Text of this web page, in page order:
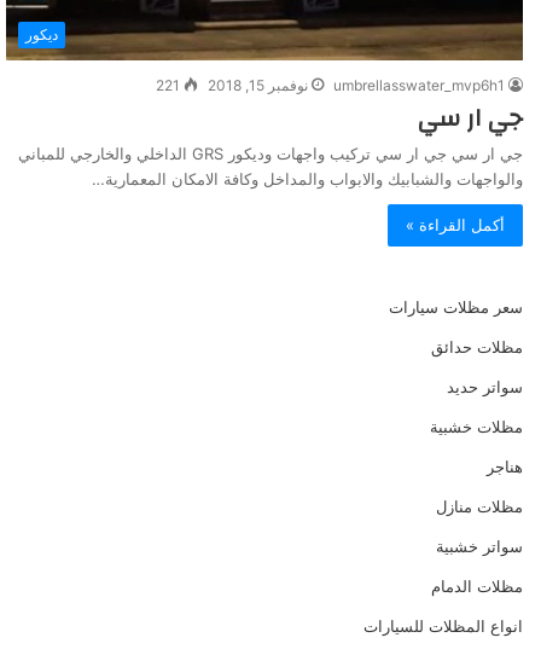
ديكور
umbrellasswater_mvp6h1 نوفمبر 15, 2018 221
جي ار سي
جي ار سي جي ار سي تركيب واجهات وديكور GRS الداخلي والخارجي للمباني
والواجهات والشبابيك والابواب والمداخل وكافة الامكان المعمارية…
أكمل القراءة »
سعر مظلات سيارات
مظلات حدائق
سواتر حديد
مظلات خشبية
هناجر
مظلات منازل
سواتر خشبية
مظلات الدمام
انواع المظلات للسيارات